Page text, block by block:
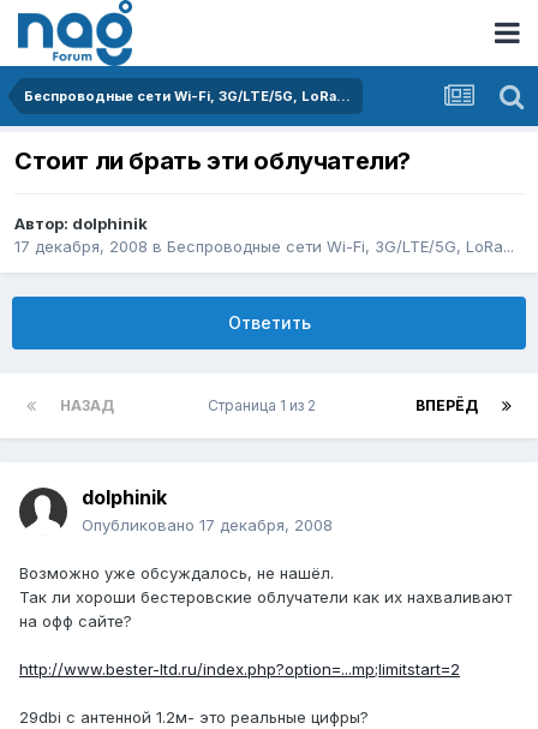
Беспроводные сети Wi-Fi, 3G/LTE/5G, LoRa...
Стоит ли брать эти облучатели?
Автор: dolphinik
17 декабря, 2008 в Беспроводные сети Wi-Fi, 3G/LTE/5G, LoRa...
Ответить
НАЗАД ВПЕРЁД
Страница 1 из 2
dolphinik
Опубликовано 17 декабря, 2008
Возможно уже обсуждалось, не нашёл.
Так ли хороши бестеровские облучатели как их нахваливают
на офф сайте?
http://www.bester-ltd.ru/index.php?option=...mp;limitstart=2
29dbi с антенной 1.2м- это реальные цифры?